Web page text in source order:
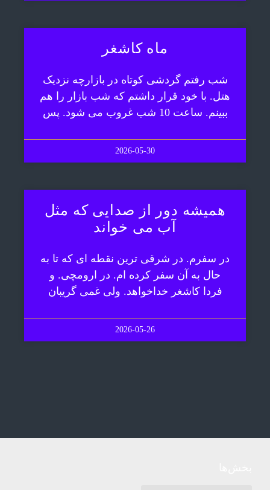
ماه کاشغر
شب رفتم گردشی کوتاه در بازارچه نزدیک
هتل. با خود قرار داشتم که شب بازار را هم
ببینم. ساعت 10 شب غروب می شود. پس
2026-05-30
همیشه دور از صدایی که مثل
آب می خواند
در سفرم. در شرقی ترین نقطه ای که تا به
حال به آن سفر کرده ام. در ارومچی. و
فردا کاشغر خداخواهد. ولی غمی گریبان
2026-05-26